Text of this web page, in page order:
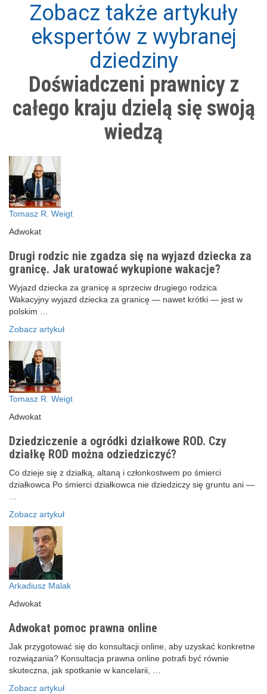
Zobacz także artykuły
ekspertów z wybranej
dziedziny
Doświadczeni prawnicy z
całego kraju dzielą się swoją
wiedzą
Tomasz R. Weigt
Adwokat
Drugi rodzic nie zgadza się na wyjazd dziecka za
granicę. Jak uratować wykupione wakacje?
Wyjazd dziecka za granicę a sprzeciw drugiego rodzica
Wakacyjny wyjazd dziecka za granicę — nawet krótki — jest w
polskim …
Zobacz artykuł
Tomasz R. Weigt
Adwokat
Dziedziczenie a ogródki działkowe ROD. Czy
działkę ROD można odziedziczyć?
Co dzieje się z działką, altaną i członkostwem po śmierci
działkowca Po śmierci działkowca nie dziedziczy się gruntu ani —
…
Zobacz artykuł
Arkadiusz Malak
Adwokat
Adwokat pomoc prawna online
Jak przygotować się do konsultacji online, aby uzyskać konkretne
rozwiązania? Konsultacja prawna online potrafi być równie
skuteczna, jak spotkanie w kancelarii, …
Zobacz artykuł